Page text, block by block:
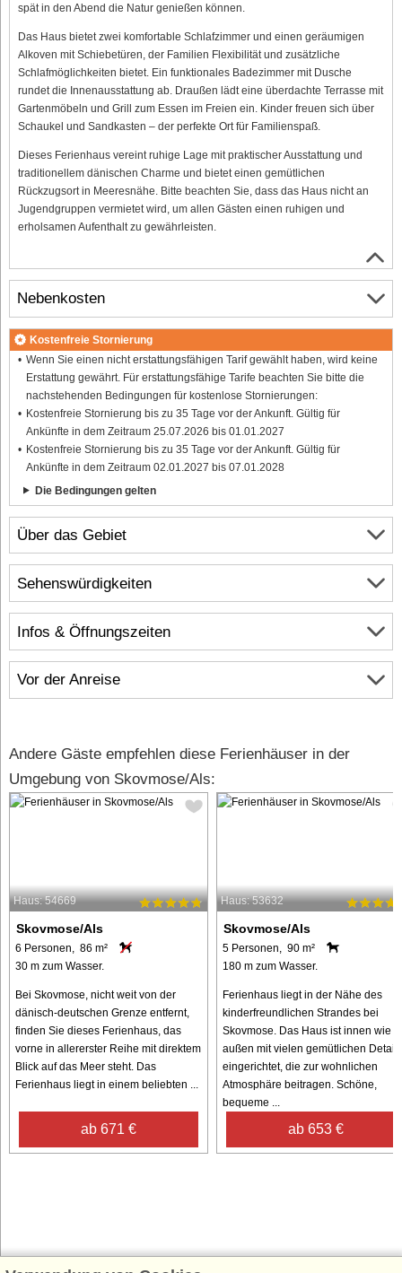
spät in den Abend die Natur genießen können.
Das Haus bietet zwei komfortable Schlafzimmer und einen geräumigen
Alkoven mit Schiebetüren, der Familien Flexibilität und zusätzliche
Schlafmöglichkeiten bietet. Ein funktionales Badezimmer mit Dusche
rundet die Innenausstattung ab. Draußen lädt eine überdachte Terrasse mit
Gartenmöbeln und Grill zum Essen im Freien ein. Kinder freuen sich über
Schaukel und Sandkasten – der perfekte Ort für Familienspaß.
Dieses Ferienhaus vereint ruhige Lage mit praktischer Ausstattung und
traditionellem dänischen Charme und bietet einen gemütlichen
Rückzugsort in Meeresnähe. Bitte beachten Sie, dass das Haus nicht an
Jugendgruppen vermietet wird, um allen Gästen einen ruhigen und
erholsamen Aufenthalt zu gewährleisten.
Über das Gebiet
Infos & Öffnungszeiten
Vor der Anreise
Nebenkosten
Kostenfreie Stornierung
Wenn Sie einen nicht erstattungsfähigen Tarif gewählt haben, wird keine
Erstattung gewährt. Für erstattungsfähige Tarife beachten Sie bitte die
nachstehenden Bedingungen für kostenlose Stornierungen:
Kostenfreie Stornierung bis zu 35 Tage vor der Ankunft. Gültig für
Ankünfte in dem Zeitraum 25.07.2026 bis 01.01.2027
Kostenfreie Stornierung bis zu 35 Tage vor der Ankunft. Gültig für
Ankünfte in dem Zeitraum 02.01.2027 bis 07.01.2028
Die Bedingungen gelten
Sehenswürdigkeiten
Andere Gäste empfehlen diese Ferienhäuser in der
Umgebung von Skovmose/Als:
Haus: 54669
Skovmose/Als
6 Personen, 86 m²
30 m zum Wasser.
Bei Skovmose, nicht weit von der
dänisch-deutschen Grenze entfernt,
finden Sie dieses Ferienhaus, das
vorne in allererster Reihe mit direktem
Blick auf das Meer steht. Das
Ferienhaus liegt in einem beliebten ...
ab 671 €
Haus: 53632
Skovmose/Als
5 Personen, 90 m²
180 m zum Wasser.
Ferienhaus liegt in der Nähe des
kinderfreundlichen Strandes bei
Skovmose. Das Haus ist innen wie
außen mit vielen gemütlichen Details
eingerichtet, die zur wohnlichen
Atmosphäre beitragen. Schöne,
bequeme ...
ab 653 €